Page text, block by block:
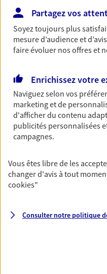
du monde… Épargnez
simplement, selon
Découvrir les offres
Retraite
Préparez sereinement
votre vie avec les
notre solution PER
spécialement conçue
Découvrir l'offre Retraite
Prévoyance
Pour un avenir serein,
d'accident ou de
Partagez vos
Soyez toujours plus
mesure d’audience et
faire évoluer nos offres et
Enrichissez votre
Naviguez selon vos
marketing et de
d'afficher du contenu
publicités personnalisées
campagnes.
Vous êtes libre de les
changer d'avis à tout
cookies"
Consulter notre politique